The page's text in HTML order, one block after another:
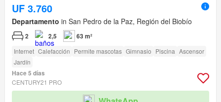
UF 3.760
Departamento in San Pedro de la Paz, Región del Biobío
2 2,5 63 m²
Internet Calefacción Permite mascotas Gimnasio Piscina Ascensor
Jardín
Hace 5 días
CENTURY21 PRO